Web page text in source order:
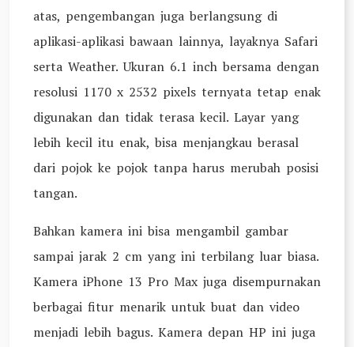
atas, pengembangan juga berlangsung di
aplikasi-aplikasi bawaan lainnya, layaknya Safari
serta Weather. Ukuran 6.1 inch bersama dengan
resolusi 1170 x 2532 pixels ternyata tetap enak
digunakan dan tidak terasa kecil. Layar yang
lebih kecil itu enak, bisa menjangkau berasal
dari pojok ke pojok tanpa harus merubah posisi
tangan.
Bahkan kamera ini bisa mengambil gambar
sampai jarak 2 cm yang ini terbilang luar biasa.
Kamera iPhone 13 Pro Max juga disempurnakan
berbagai fitur menarik untuk buat dan video
menjadi lebih bagus. Kamera depan HP ini juga